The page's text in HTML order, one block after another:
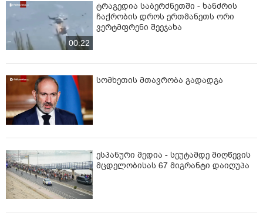
00:22
ტრაგედია საბერძნეთში - ხანძრის
ჩაქრობის დროს ერთმანეთს ორი
ვერტმფრენი შეეჯახა
სომხეთის მთავრობა გადადგა
ესპანური მედია - სეუტამდე მიღწევის
მცდელობისას 67 მიგრანტი დაიღუპა